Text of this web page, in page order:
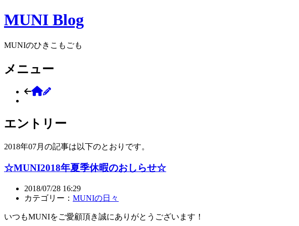
MUNI Blog
MUNIのひきこもごも
メニュー
エントリー
2018年07月の記事は以下のとおりです。
☆MUNI2018年夏季休暇のおしらせ☆
2018/07/28 16:29
カテゴリー： MUNIの日々
いつもMUNIをご愛顧頂き誠にありがとうございます！